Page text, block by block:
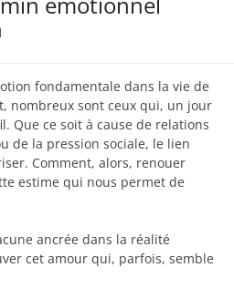
fondamentale dans la vie de
nombreux sont ceux qui, un jour
Que ce soit à cause de relations
de la pression sociale, le lien
Comment, alors, renouer
estime qui nous permet de
ancrée dans la réalité
cet amour qui, parfois, semble